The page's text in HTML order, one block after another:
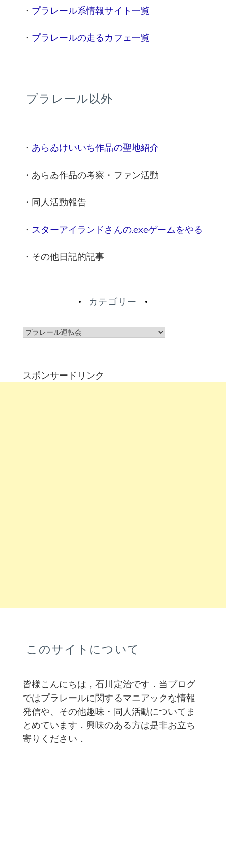
・ プラレール系情報サイト一覧
・ プラレールの走るカフェ一覧
プラレール以外
・ あらゐけいいち作品の聖地紹介
・あらゐ作品の考察・ファン活動
・同人活動報告
・ スターアイランドさんの.exeゲームをやる
・その他日記的記事
カテゴリー
カ
リ
ー
スポンサードリンク
このサイトについて
皆様こんにちは，石川定治です．当ブログ
ではプラレールに関するマニアックな情報
発信や、その他趣味・同人活動についてま
とめています．興味のある方は是非お立ち
寄りください．